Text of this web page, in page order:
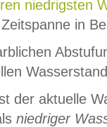
niedrigsten
in
der aktuelle
niedriger